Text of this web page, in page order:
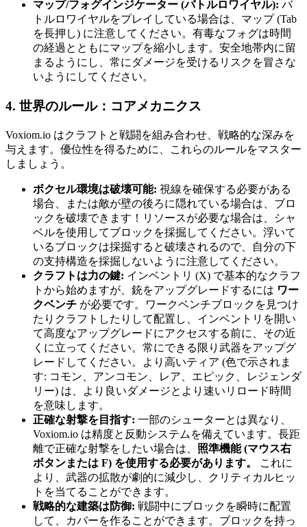
マップ/フォグインジケーター (バトルロワイヤル): バ
トルロワイヤルをプレイしている場合は、マップ (Tab
を長押し) に注意してください。有毒なフォグは時間
の経過とともにマップを縮小します。安全地帯内に留
まるようにし、常にダメージを受けるリスクを冒さな
いようにしてください。
4. 世界のルール：コアメカニクス
Voxiom.io はクラフトと戦闘を組み合わせ、戦略的な深みを
与えます。優位性を得るために、これらのルールをマスター
しましょう。
ボクセル環境は破壊可能: 視線を確保する必要がある
場合、または敵が壁の後ろに隠れている場合は、ブロ
ックを破壊できます！リソースが必要な場合は、シャ
ベルを使用してブロックを採掘してください。浮いて
いるブロックは採掘すると破壊されるので、自分の下
の支持構造を採掘しないように注意してください。
クラフトは力の鍵: インベントリ (X) で基本的なクラフ
トから始めますが、銃をアップグレードするには ワー
クベンチ が必要です。ワークベンチブロックを見つけ
たりクラフトしたりして配置し、インベントリを開い
て高度なアップグレードにアクセスする前に、その近
くに立ってください。常にできる限り武器をアップグ
レードしてください。より高いティア (色で示されま
す: コモン、アンコモン、レア、エピック、レジェンダ
リー) は、より良いダメージとより速いリロード時間
を意味します。
正確な射撃を目指す: 一部のシューターとは異なり、
Voxiom.io は精度と反動システムを備えています。長距
離で正確な射撃をしたい場合は、 照準機能 (マウス右
ボタンまたは F) を使用する必要があります。
これに
より、武器の拡散が劇的に減少し、クリティカルヒッ
トを当てることができます。
戦略的な建築は防御: 戦闘中にブロックを瞬時に配置
して、カバーを作ることができます。ブロックを持っ